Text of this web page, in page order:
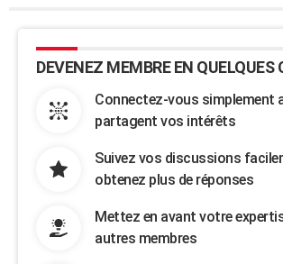
DEVENEZ MEMBRE EN QUELQUES
Connectez-vous simplement
partagent vos intérêts
Suivez vos discussions
obtenez plus de réponses
Mettez en avant votre
autres membres